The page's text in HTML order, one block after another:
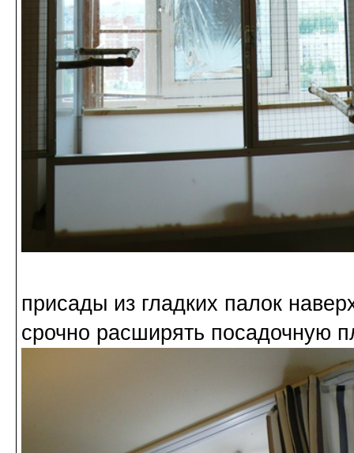
присады из гладких палок
срочно расширять посадочную